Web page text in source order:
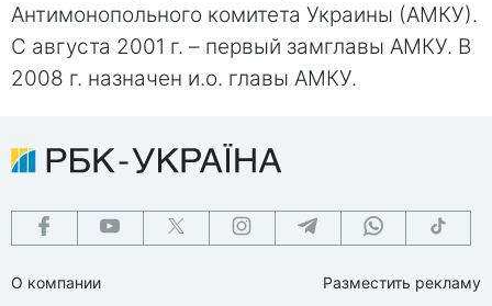
Антимонопольного комитета Украины (АМКУ).
С августа 2001 г. – первый замглавы АМКУ. В
2008 г. назначен и.о. главы АМКУ.
О компании
Разместить рекламу